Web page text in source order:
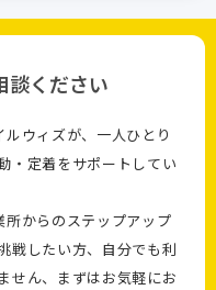
談ください
ウィズが、一人ひとり
・定着をサポートしてい
からのステップアップ
戦したい方、自分でも利
せん、まずはお気軽にお